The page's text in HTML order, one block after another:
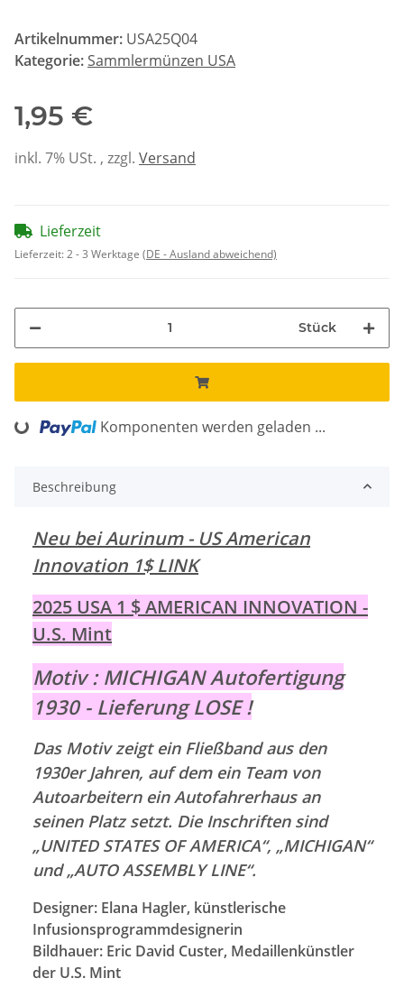
Artikelnummer: USA25Q04
Kategorie: Sammlermünzen USA
1,95 €
inkl. 7% USt. , zzgl. Versand
Lieferzeit
Lieferzeit:2 - 3 Werktage (DE - Ausland abweichend)
Stück
Komponenten werden geladen ...
Beschreibung
Neu bei Aurinum - US American
Innovation 1$LINK
2025 USA 1 $ AMERICAN INNOVATION -
U.S. Mint
Motiv : MICHIGAN Autofertigung
1930 - Lieferung LOSE !
Das Motiv zeigt ein Fließband aus den
1930er Jahren, auf dem ein Team von
Autoarbeitern ein Autofahrerhaus an
seinen Platz setzt. Die Inschriften sind
„UNITED STATES OF AMERICA“, „MICHIGAN“
und „AUTO ASSEMBLY LINE“.
Designer: Elana Hagler, künstlerische
Infusionsprogrammdesignerin
Bildhauer: Eric David Custer, Medaillenkünstler
der U.S. Mint